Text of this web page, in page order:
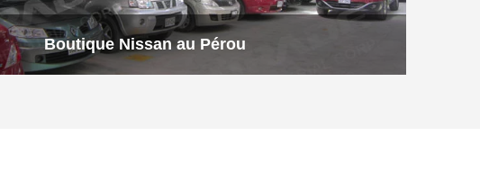
Boutique Nissan au Pérou